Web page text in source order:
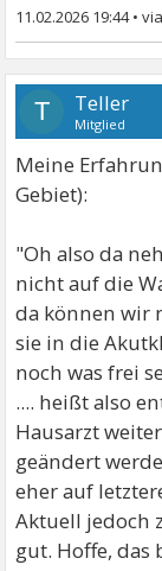
11.02.2026 19:44•
T Teller
Mitglied
Meine
Gebiet):
"Oh also da
nicht auf die
da können wir
sie in die
noch was frei
.... heißt also
Hausarzt
geändert
eher auf
Aktuell jedoch
gut. Hoffe, das